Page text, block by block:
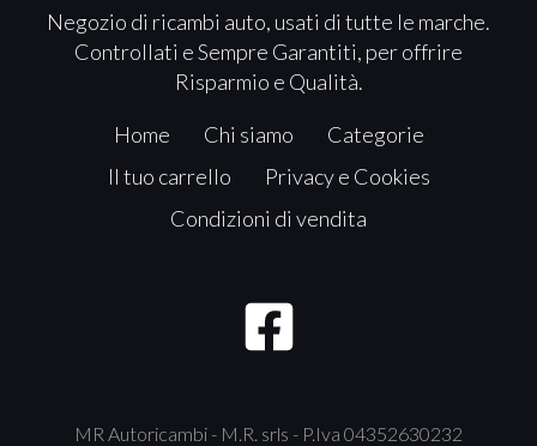
Negozio di ricambi auto, usati di tutte le marche.
Controllati e Sempre Garantiti, per offrire
Risparmio e Qualità.
Home Chi siamo
Categorie
Il tuo carrello
Privacy e Cookies
Condizioni di vendita
MR Autoricambi - M.R. srls - P.Iva 04352630232